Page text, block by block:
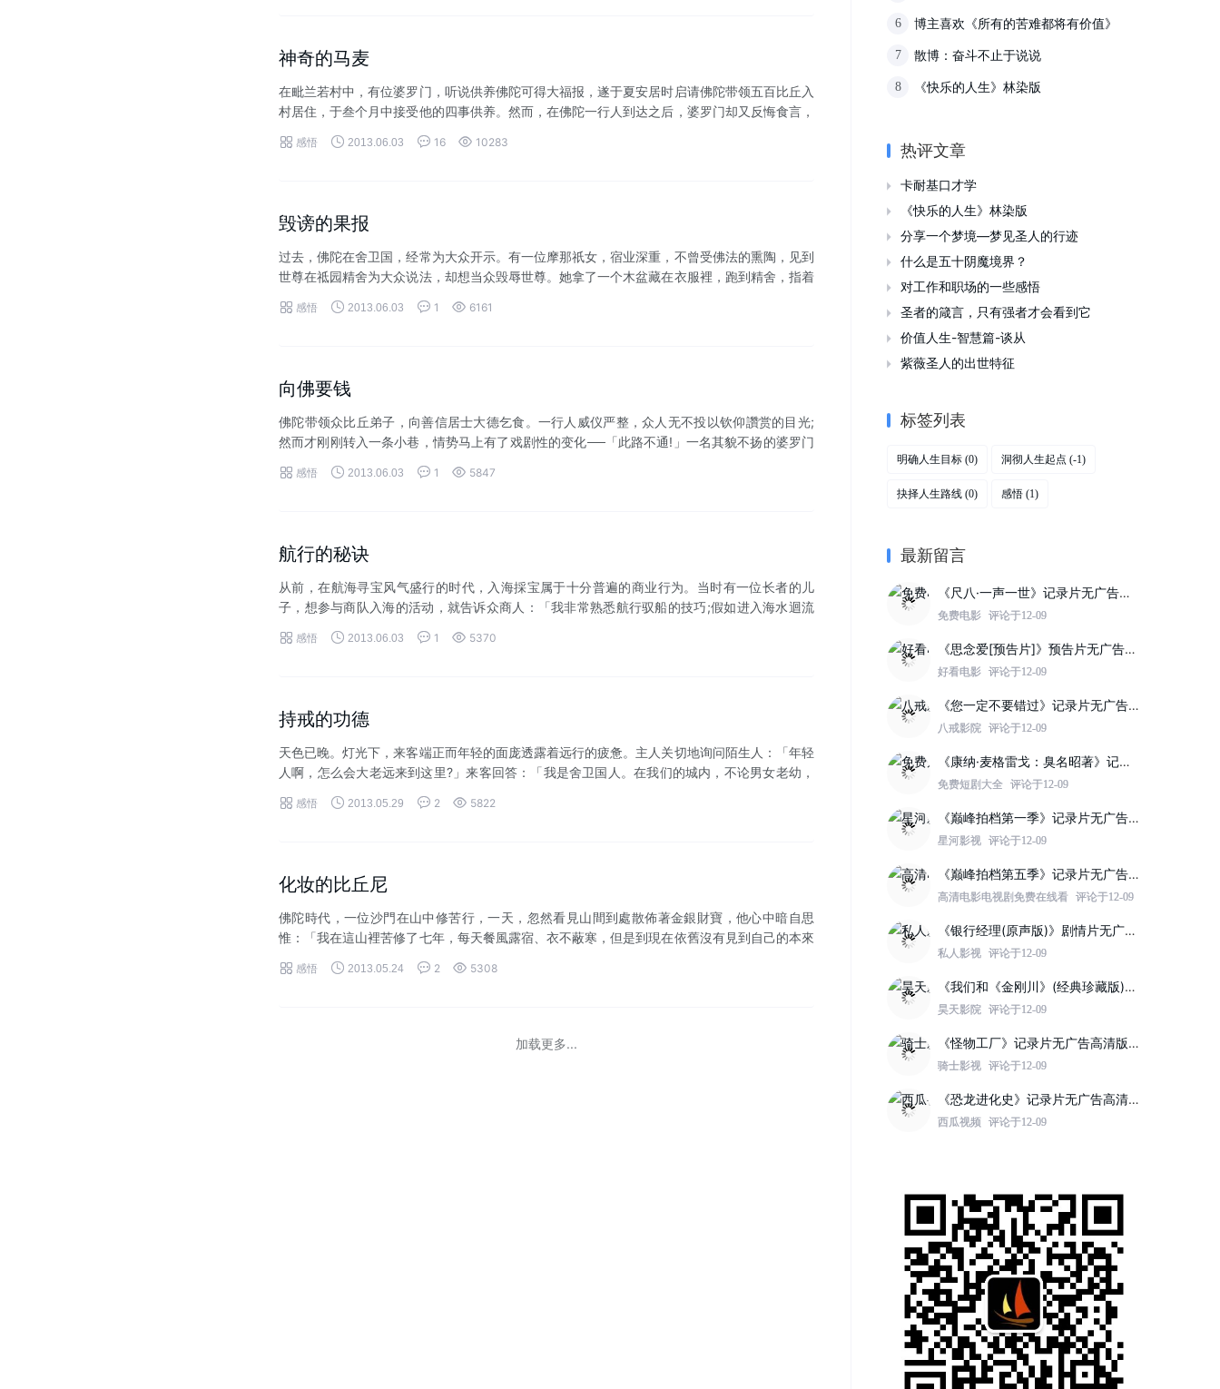
神奇的马麦
在毗兰若村中，有位婆罗门，听说供养佛陀可得大福报，遂于夏安居时启请佛陀带领五百比丘入
村居住，于叁个月中接受他的四事供养。然而，在佛陀一行人到达之后，婆罗门却又反悔食言，
 感悟  2013.06.03  16  10283
毁谤的果报
过去，佛陀在舍卫国，经常为大众开示。有一位摩那祇女，宿业深重，不曾受佛法的熏陶，见到
世尊在祗园精舍为大众说法，却想当众毁辱世尊。她拿了一个木盆藏在衣服裡，跑到精舍，指着
 感悟  2013.06.03  1  6161
向佛要钱
佛陀带领众比丘弟子，向善信居士大德乞食。一行人威仪严整，众人无不投以钦仰讚赏的目光;
然而才刚刚转入一条小巷，情势马上有了戏剧性的变化──「此路不通!」一名其貌不扬的婆罗门
 感悟  2013.06.03  1  5847
航行的秘诀
从前，在航海寻宝风气盛行的时代，入海採宝属于十分普遍的商业行为。当时有一位长者的儿
子，想参与商队入海的活动，就告诉众商人：「我非常熟悉航行驭船的技巧;假如进入海水迴流
 感悟  2013.06.03  1  5370
持戒的功德
天色已晚。灯光下，来客端正而年轻的面庞透露着远行的疲惫。主人关切地询问陌生人：「年轻
人啊，怎么会大老远来到这里?」来客回答：「我是舍卫国人。在我们的城内，不论男女老幼，
 感悟  2013.05.29  2  5822
化妆的比丘尼
佛陀時代，一位沙門在山中修苦行，一天，忽然看見山間到處散佈著金銀財寶，他心中暗自思
惟：「我在這山裡苦修了七年，每天餐風露宿、衣不蔽寒，但是到現在依舊沒有見到自己的本來
 感悟  2013.05.24  2  5308
加载更多...
6 博主喜欢《所有的苦难都将有价值》
7 散博：奋斗不止于说说
8 《快乐的人生》林染版
热评文章
 卡耐基口才学
 《快乐的人生》林染版
 分享一个梦境—梦见圣人的行迹
 什么是五十阴魔境界？
 对工作和职场的一些感悟
 圣者的箴言，只有强者才会看到它
 价值人生-智慧篇-谈从
 紫薇圣人的出世特征
标签列表
明确人生目标 (0) 洞彻人生起点 (-1)
抉择人生路线 (0) 感悟 (1)
最新留言
《尺八·一声一世》记录片无广告高清版：https://www.jinzhuqq.com/dyvideo/117822.html
免费电影 评论于12-09
《思念爱[预告片]》预告片无广告高清版：https://www.jinzhuqq.com/dyvideo/117817.html
好看电影 评论于12-09
《您一定不要错过》记录片无广告高清版：https://www.jinzhuqq.com/dyvideo/117819.html
八戒影院 评论于12-09
《康纳·麦格雷戈：臭名昭著》记录片无广告高清版：https://www.jinzhuqq.com/dyvideo/117812.html
免费短剧大全 评论于12-09
《巅峰拍档第一季》记录片无广告高清版：https://www.jinzhuqq.com/dyvideo/117821.html
星河影视 评论于12-09
《巅峰拍档第五季》记录片无广告高清版：https://www.jinzhuqq.com/dyvideo/117820.html
高清电影电视剧免费在线看 评论于12-09
《银行经理(原声版)》剧情片无广告高清版：https://www.jinzhuqq.com/dyvideo/117814.html
私人影视 评论于12-09
《我们和《金刚川》(经典珍藏版)》记录片无广告高清版：https://www.jinzhuqq.com/dyvideo/117808.html
昊天影院 评论于12-09
《怪物工厂》记录片无广告高清版：https://www.jinzhuqq.com/dyvideo/117807.html
骑士影视 评论于12-09
《恐龙进化史》记录片无广告高清版：https://www.jinzhuqq.com/dyvideo/117802.html
西瓜视频 评论于12-09